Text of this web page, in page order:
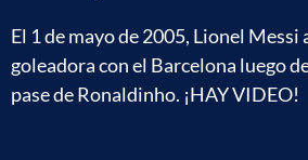
El 1 de mayo de 2005, Lionel Messi
goleadora con el Barcelona luego
pase de Ronaldinho. ¡HAY VIDEO!